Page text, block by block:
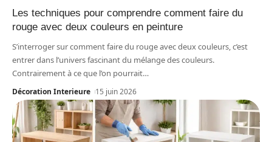
Les techniques pour comprendre comment faire du
rouge avec deux couleurs en peinture
S’interroger sur comment faire du rouge avec deux couleurs, c’est
entrer dans l’univers fascinant du mélange des couleurs.
Contrairement à ce que l’on pourrait…
Décoration Interieure 15 juin 2026